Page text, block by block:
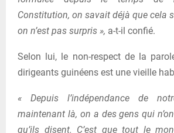
Constitution, on savait déjà que cela
on n’est pas surpris », a-t-il confié.
Selon lui, le non-respect de la
dirigeants guinéens est une vieille
« Depuis l’indépendance de
maintenant là, on a des gens qui
qu’ils disent. C’est que tout le